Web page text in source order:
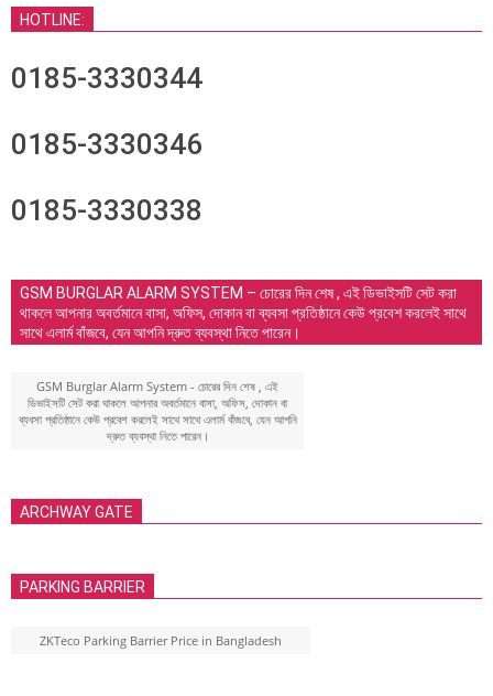
HOTLINE:
0185-3330344
0185-3330346
0185-3330338
GSM BURGLAR ALARM SYSTEM – চোরের দিন শেষ , এই ডিভাইসটি সেট করা
থাকলে আপনার অবর্তমানে বাসা, অফিস, দোকান বা ব্যবসা প্রতিষ্ঠানে কেউ প্রবেশ করলেই সাথে
সাথে এলার্ম বাঁজবে, যেন আপনি দ্রুত ব্যবস্থা নিতে পারেন।
GSM Burglar Alarm System - চোরের দিন শেষ , এই
ডিভাইসটি সেট করা থাকলে আপনার অবর্তমানে বাসা, অফিস, দোকান বা
ব্যবসা প্রতিষ্ঠানে কেউ প্রবেশ করলেই সাথে সাথে এলার্ম বাঁজবে, যেন আপনি
দ্রুত ব্যবস্থা নিতে পারেন।
ARCHWAY GATE
PARKING BARRIER
ZKTeco Parking Barrier Price in Bangladesh